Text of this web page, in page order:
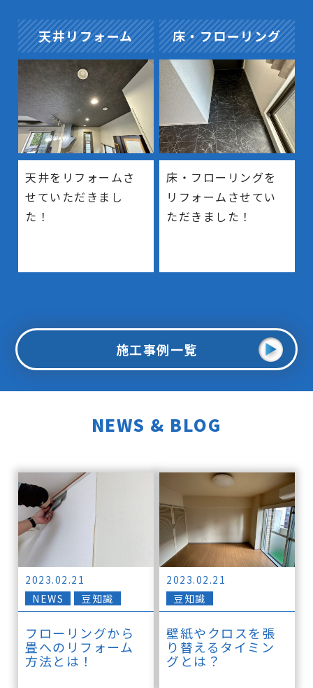
天井リフォーム
天井をリフォームさ
せていただきまし
た！
床・フローリング
床・フローリングを
リフォームさせてい
ただきました！
施工事例一覧
NEWS & BLOG
2023.02.21
NEWS
豆知識
フローリングから
畳へのリフォーム
方法とは！
2023.02.21
豆知識
壁紙やクロスを張
り替えるタイミン
グとは？